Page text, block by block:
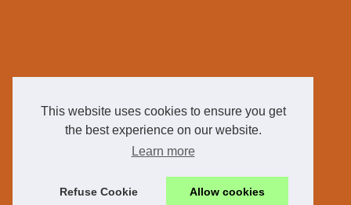
This website uses cookies to ensure you get
the best experience on our website.
Learn more
Refuse Cookie Allow cookies